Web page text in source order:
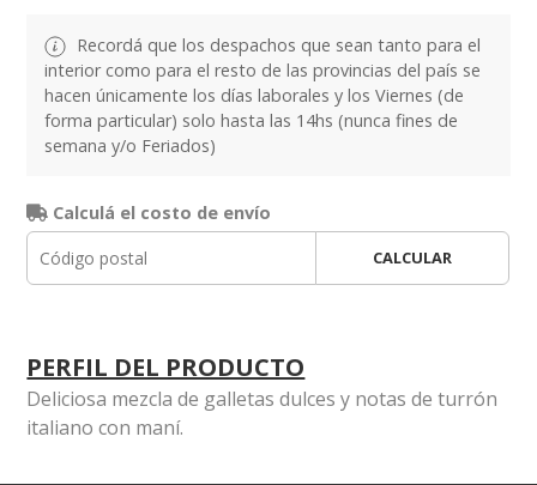
Recordá que los despachos que sean tanto para el
interior como para el resto de las provincias del país se
hacen únicamente los días laborales y los Viernes (de
forma particular) solo hasta las 14hs (nunca fines de
semana y/o Feriados)
Calculá el costo de envío
CALCULAR
PERFIL DEL PRODUCTO
Deliciosa mezcla de galletas dulces y notas de turrón
italiano con maní.